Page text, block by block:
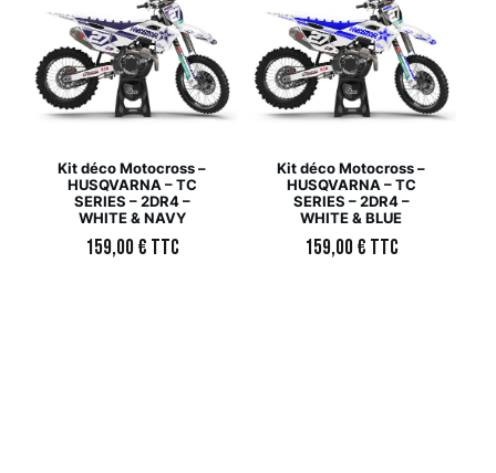
Kit déco Motocross –
HUSQVARNA – TC
SERIES – 2DR4 –
WHITE & NAVY
159,00€ TTC
Kit déco Motocross –
HUSQVARNA – TC
SERIES – 2DR4 –
WHITE & BLUE
159,00€ TTC